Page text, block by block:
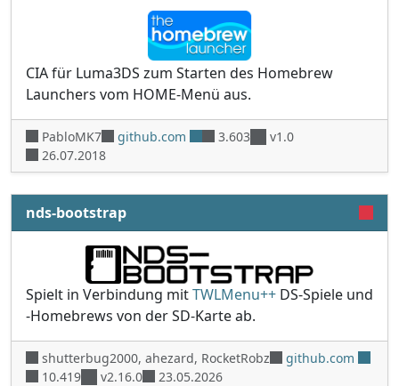
CIA für Luma3DS zum Starten des Homebrew
Launchers vom HOME-Menü aus.
PabloMK7 github.com 3.603
v1.0
26.07.2018
nds-bootstrap
Spielt in Verbindung mitTWLMenu++ DS-Spiele und
-Homebrews von der SD-Karte ab.
shutterbug2000, ahezard, RocketRobz
github.com
10.419
v2.16.0 23.05.2026